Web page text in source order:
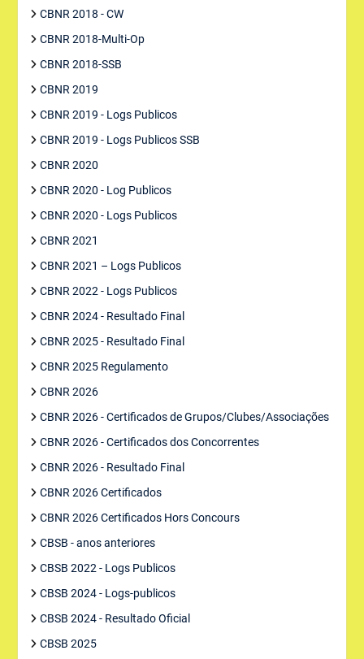
CBNR 2018 - CW
CBNR 2018-Multi-Op
CBNR 2018-SSB
CBNR 2019
CBNR 2019 - Logs Publicos
CBNR 2019 - Logs Publicos SSB
CBNR 2020
CBNR 2020 - Log Publicos
CBNR 2020 - Logs Publicos
CBNR 2021
CBNR 2021 – Logs Publicos
CBNR 2022 - Logs Publicos
CBNR 2024 - Resultado Final
CBNR 2025 - Resultado Final
CBNR 2025 Regulamento
CBNR 2026
CBNR 2026 - Certificados de Grupos/Clubes/Associações
CBNR 2026 - Certificados dos Concorrentes
CBNR 2026 - Resultado Final
CBNR 2026 Certificados
CBNR 2026 Certificados Hors Concours
CBSB - anos anteriores
CBSB 2022 - Logs Publicos
CBSB 2024 - Logs-publicos
CBSB 2024 - Resultado Oficial
CBSB 2025